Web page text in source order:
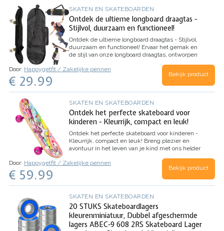
SKATEN EN SKATEBOARDEN
Ontdek de ultieme longboard draagtas -
Stijlvol, duurzaam en functioneel!
Ontdek de ultieme longboard draagtas - Stijlvol,
duurzaam en functioneel! Ervaar het gemak en
de stijl van onze longboard draagtas, ontworpen
duurzaamheid waarderen. Gemaakt van
Door: Happygetfit / Zakelijke pennen
€ 29.99 Bekijk product
SKATEN EN SKATEBOARDEN
Ontdek het perfecte skateboard voor
kinderen - Kleurrijk, compact en leuk!
Ontdek het perfecte skateboard voor kinderen -
Kleurrijk, compact en leuk! Breng plezier en
avontuur in het leven van je kind met ons helder
voor kinderen van alle vaardigheidsniveaus, is…
Door: Happygetfit / Zakelijke pennen
€ 59.99 Bekijk product
SKATEN EN SKATEBOARDEN
20 STUKS Skateboardlagers
kleurenminiatuur, Dubbel afgeschermde
lagers ABEC-9 608 2RS Skateboard Lager